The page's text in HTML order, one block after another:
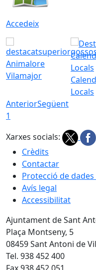
Accedeix
Animalore
Vilamajor
Locals
AnteriorSegüent
1
Xarxes socials:
Crèdits
Contactar
Protecció de
Avís legal
Accessibilitat
Ajuntament de Sant
Plaça Montseny, 5
08459 Sant Antoni de
Tel. 938 452 400